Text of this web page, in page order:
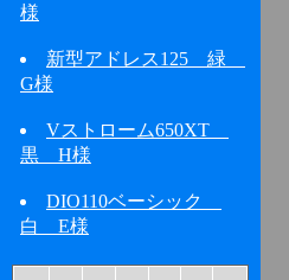
様
新型アドレス125 緑
G様
Vストローム650XT
黒 H様
DIO110ベーシック
白 E様